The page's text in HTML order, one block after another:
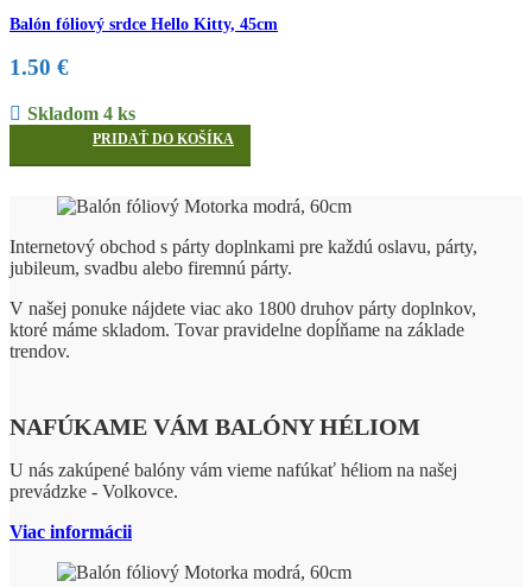
Balón fóliový srdce Hello Kitty, 45cm
1.50 €
Skladom 4 ks
PRIDAŤ DO KOŠÍKA
Internetový obchod s párty doplnkami pre každú oslavu, párty,
jubileum, svadbu alebo firemnú párty.
V našej ponuke nájdete viac ako 1800 druhov párty doplnkov,
ktoré máme skladom. Tovar pravidelne dopĺňame na základe
trendov.
NAFÚKAME VÁM BALÓNY HÉLIOM
U nás zakúpené balóny vám vieme nafúkať héliom na našej
prevádzke - Volkovce.
Viac informácii